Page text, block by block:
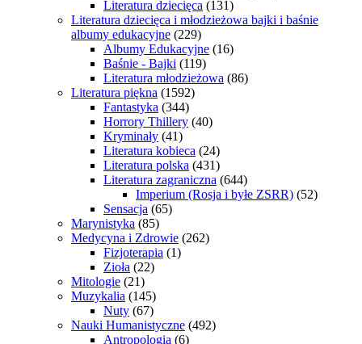
Literatura dziecięca (131)
Literatura dziecięca i młodzieżowa bajki i baśnie
albumy edukacyjne (229)
Albumy Edukacyjne (16)
Baśnie - Bajki (119)
Literatura młodzieżowa (86)
Literatura piękna (1592)
Fantastyka (344)
Horrory Thillery (40)
Kryminały (41)
Literatura kobieca (24)
Literatura polska (431)
Literatura zagraniczna (644)
Imperium (Rosja i byłe ZSRR) (52)
Sensacja (65)
Marynistyka (85)
Medycyna i Zdrowie (262)
Fizjoterapia (1)
Zioła (22)
Mitologie (21)
Muzykalia (145)
Nuty (67)
Nauki Humanistyczne (492)
Antropologia (6)